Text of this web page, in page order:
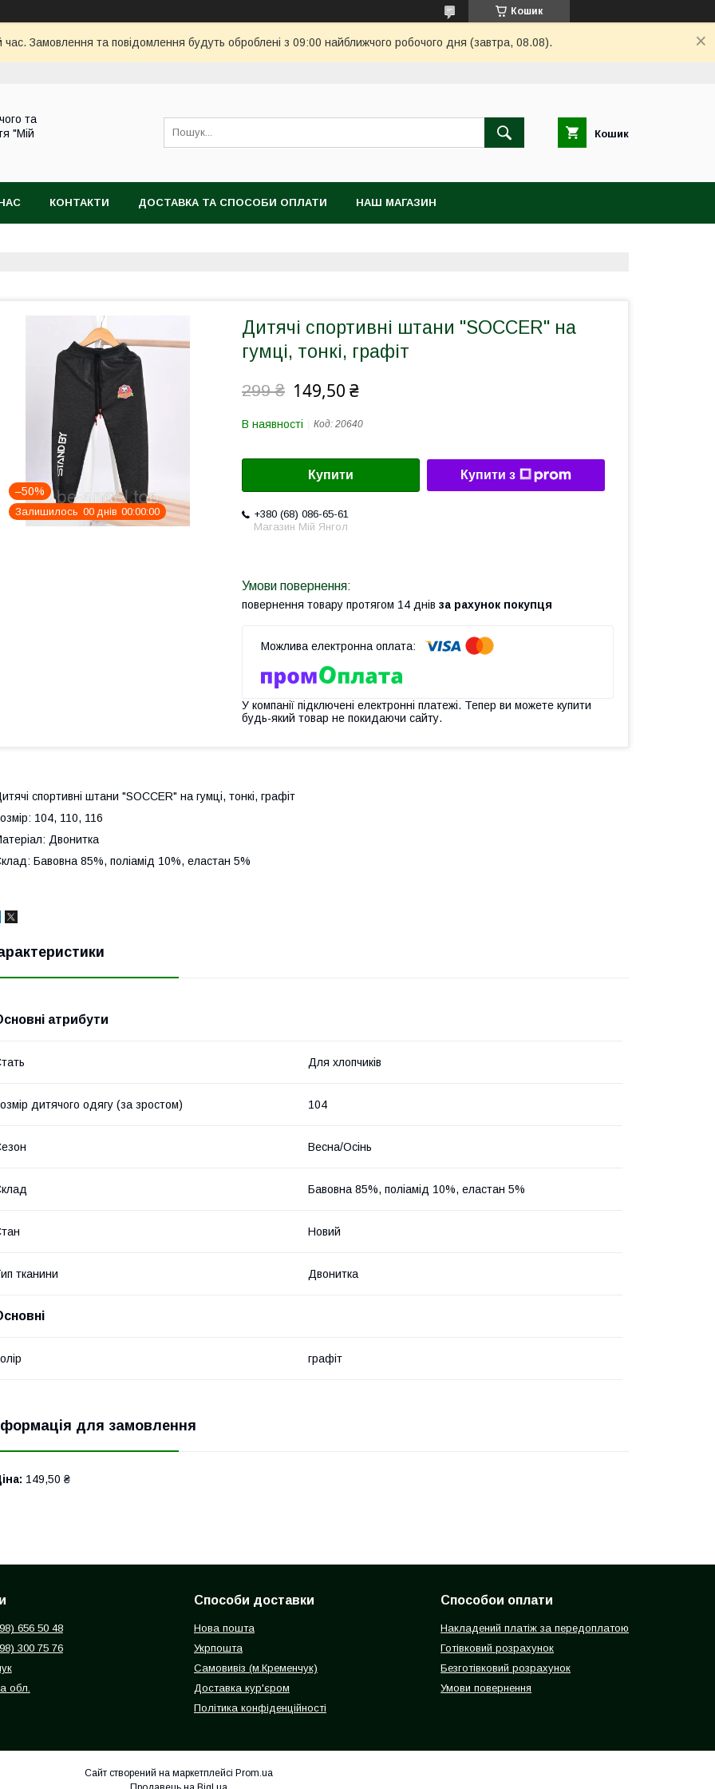
Кошик
час. Замовлення та повідомлення будуть оброблені з 09:00 найближчого робочого дня (завтра, 08.08).
та
"Мій
Кошик
КОНТАКТИ ДОСТАВКА ТА СПОСОБИ ОПЛАТИ НАШ МАГАЗИН
–50%
Залишилось 00 днів 00 00 00
Дитячі спортивні штани "SOCCER" на
гумці, тонкі, графіт
299 ₴ 149,50 ₴
В наявності Код: 20640
Купити Купити з
+380 (68) 086-65-61
Магазин Мій Янгол
повернення товару протягом 14 днів за рахунок покупця
У компанії підключені електронні платежі. Тепер ви можете купити
будь-який товар не покидаючи сайту.
спортивні штани "SOCCER" на гумці, тонкі, графіт
104, 110, 116
Двонитка
Бавовна 85%, поліамід 10%, еластан 5%
атрибути
Для хлопчиків
дитячого одягу (за зростом) 104
Весна/Осінь
Бавовна 85%, поліамід 10%, еластан 5%
Новий
тканини Двонитка
графіт
для замовлення
149,50 ₴
656 50 48
300 75 76
обл.
Способи доставки
Нова пошта
Укрпошта
Самовивіз (м.Кременчук)
Доставка кур'єром
Політика конфіденційності
Способои оплати
Накладений платіж за передоплатою
Готівковий розрахунок
Безготівковий розрахунок
Умови повернення
Сайт створений на маркетплейсі Prom.ua